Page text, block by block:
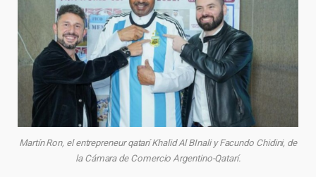
Martín Ron, el entrepreneur qatarí Khalid Al BInali y Facundo Chidini, de
la Cámara de Comercio Argentino-Qatarí.